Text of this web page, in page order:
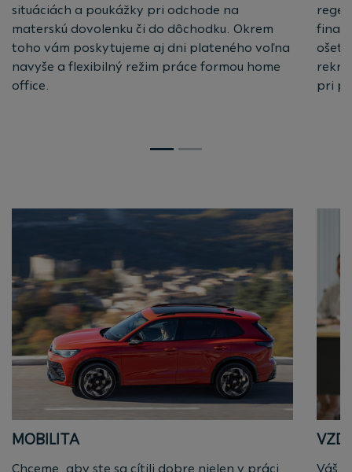
situáciách a poukážky pri odchode na
materskú dovolenku či do dôchodku. Okrem
toho vám poskytujeme aj dni plateného voľna
navyše a flexibilný režim práce formou home
office.
pri
MOBILITA
Chceme, aby ste sa cítili dobre nielen v práci, Váš